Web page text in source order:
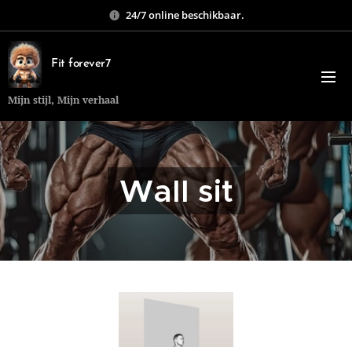
24/7 online beschikbaar.
Fit forever7
Mijn stijl, Mijn verhaal
Wall sit